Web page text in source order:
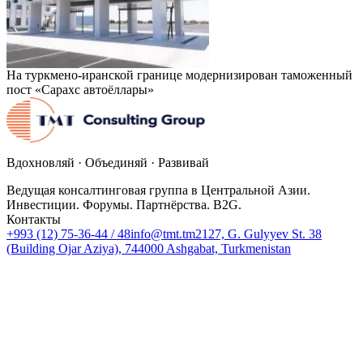
На туркмено-иранской границе модернизирован таможенный
пост «Сарахс автоёллары»
Вдохновляй · Объединяй · Развивай
Ведущая консалтинговая группа в Центральной Азии.
Инвестиции. Форумы. Партнёрства. B2G.
Контакты
+993 (12) 75-36-44 / 48info@tmt.tm2127, G. Gulyyev St. 38
(Building Ojar Aziya), 744000 Ashgabat, Turkmenistan